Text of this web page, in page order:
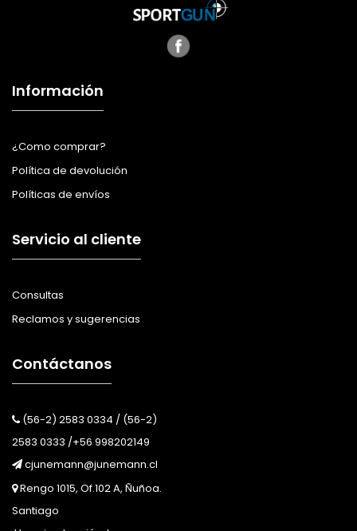
Información
¿Como comprar?
Política de devolución
Políticas de envíos
Servicio al cliente
Consultas
Reclamos y sugerencias
Contáctanos
(56-2) 2583 0334 / (56-2)
2583 0333 /+56 998202149
cjunemann@junemann.cl
Rengo 1015, Of.102 A, Ñuñoa.
Santiago